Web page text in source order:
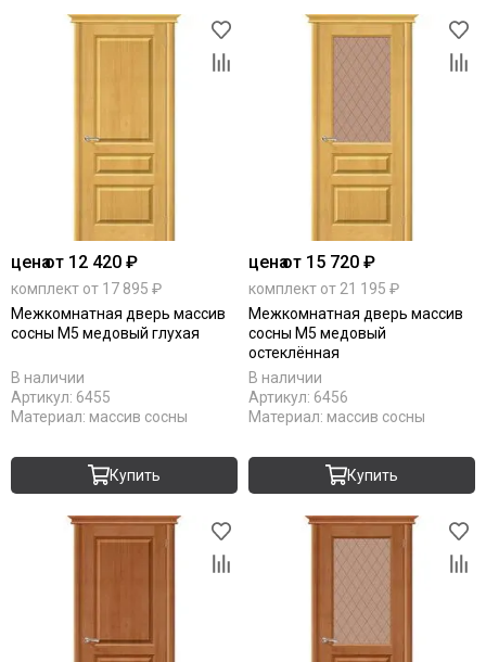
ценаот 12 420 ₽
комплект от 17 895 ₽
Межкомнатная дверь массив
сосны М5 медовый глухая
В наличии
Артикул: 6455
Материал: массив сосны
Купить
ценаот 15 720 ₽
комплект от 21 195 ₽
Межкомнатная дверь массив
сосны М5 медовый
остеклённая
В наличии
Артикул: 6456
Материал: массив сосны
Купить